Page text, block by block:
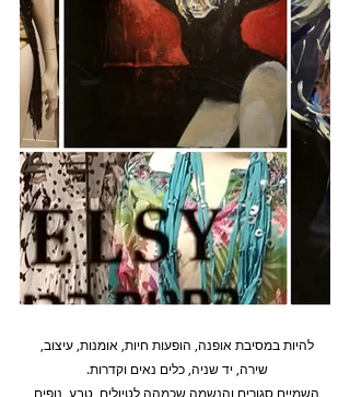
להיות במסיבת אופנה, הופעות חיות, אומנות, עיצוב,
שירה, יד שניה, כלים נאים וקדרות.
השמיים סגורים והנשמה שכמהה לטיולים, טבע, נופים